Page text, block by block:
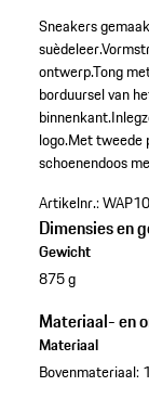
Sneakers
suèdeleer.
ontwerp.Tong
borduursel van
binnenkant.
logo.Met tweede
schoenendoos
Artikelnr.:
Dimensies en
Gewicht
875 g
Materiaal- en
Materiaal
Bovenmateriaal: